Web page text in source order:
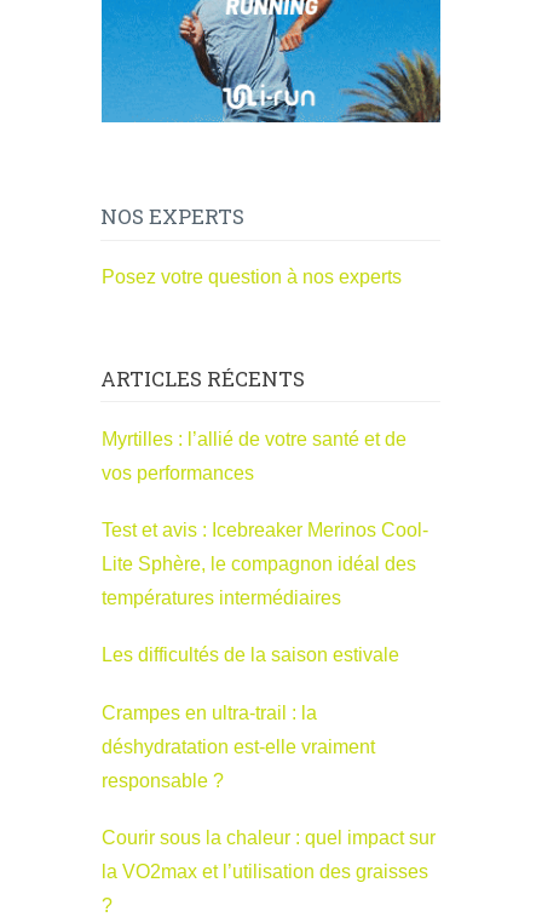
NOS EXPERTS
Posez votre question à nos experts
ARTICLES RÉCENTS
Myrtilles : l’allié de votre santé et de
vos performances
Test et avis : Icebreaker Merinos Cool-
Lite Sphère, le compagnon idéal des
températures intermédiaires
Les difficultés de la saison estivale
Crampes en ultra-trail : la
déshydratation est-elle vraiment
responsable ?
Courir sous la chaleur : quel impact sur
la VO2max et l’utilisation des graisses
?